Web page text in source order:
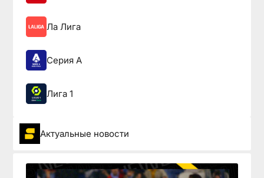
Ла Лига
Серия А
Лига 1
Актуальные новости